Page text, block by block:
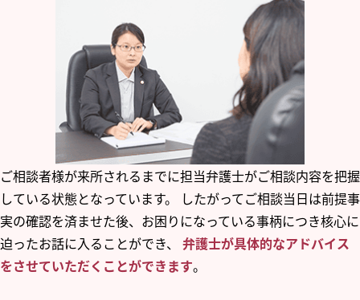
ご相談者様が来所されるまでに担当弁護士がご相談内容を把握
している状態となっています。 したがってご相談当日は前提事
実の確認を済ませた後、お困りになっている事柄につき核心に
迫ったお話に入ることができ、 弁護士が具体的なアドバイス
をさせていただくことができます。